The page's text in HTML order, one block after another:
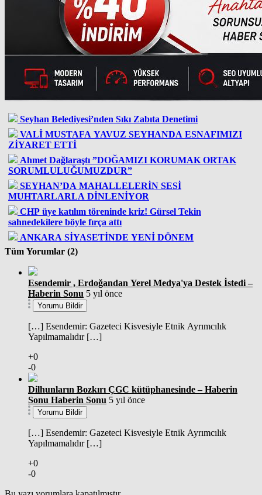
Seyhan Belediyesi’nden Sıkı Zabıta Denetimi
VALİ MUSTAFA YAVUZ SEYHANDA ESNAFIMIZI
ZİYARET ETTİ
Ahmet Dağlaraştı ”DOĞAMIZI KORUMAK ORTAK
SORUMLULUĞUMUZDUR”
SEYHAN’DA MAHALLELERİN SESİ
MUHTARLARLA DİNLENİYOR
CHP üye katılım töreninde kriz! Gürsel Tekin
sahnedekilere böyle fırça attı
ANKARA SİYASETİNDE YENİ DÖNEM
Tüm Yorumlar (2)
Esendemir , Erdoğandan Yerel Medya'ya Destek İstedi –
Haberin Sonu 5 yıl önce
Yorumu Bildir
[…] Esendemir: Gazeteci Kisvesiyle Etnik Ayrımcılık
Yapılmamalıdır […]
+0
-0
Dilhunların Bozkırı ÇGC kütüphanesinde – Haberin
Sonu Haberin Sonu 5 yıl önce
Yorumu Bildir
[…] Esendemir: Gazeteci Kisvesiyle Etnik Ayrımcılık
Yapılmamalıdır […]
+0
-0